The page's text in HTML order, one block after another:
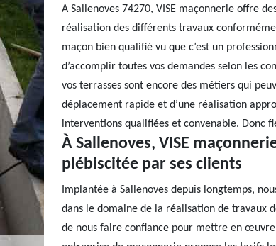
A Sallenoves 74270, VISE maçonnerie offre
réalisation des différents travaux
maçon bien qualifié vu que c’est un
d’accomplir toutes vos demandes selon les
vos terrasses sont encore des métiers qui
déplacement rapide et d’une réalisation
interventions qualifiées et convenable. Donc
À Sallenoves, VISE
plébiscitée par ses clients
Implantée à Sallenoves depuis longtemps,
dans le domaine de la réalisation de travaux
de nous faire confiance pour mettre en